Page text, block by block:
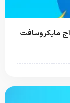
مایکروسافت